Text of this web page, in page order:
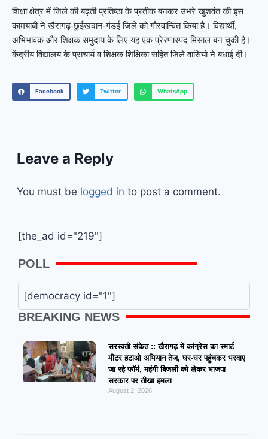
शिक्षा क्षेत्र में जिले की बढ़ती प्रतिष्ठा के प्रतीक बनकर उभरे खुशवंत की इस
कामयाबी ने खैरागढ़-छुईखदान-गंडई जिले को गौरवान्वित किया है। विद्यार्थी,
अभिभावक और शिक्षक समुदाय के लिए यह एक प्रेरणास्पद मिसाल बन चुकी है।
केंद्रीय विद्यालय के प्राचार्य व शिक्षक शिक्षिका सहित जिले वासियो ने बधाई दी।
Facebook Twitter WhatsApp
Leave a Reply
You must be logged in to post a comment.
[the_ad id="219"]
POLL
[democracy id="1"]
BREAKING NEWS
सरस्वती संकेत :: खैरागढ़ में कांग्रेस का स्मार्ट
मीटर हटाओ अभियान तेज, घर-घर पहुंचकर भरवाए
जा रहे फॉर्म, महंगी बिजली को लेकर भाजपा
सरकार पर तीखा हमला
August 2, 2026